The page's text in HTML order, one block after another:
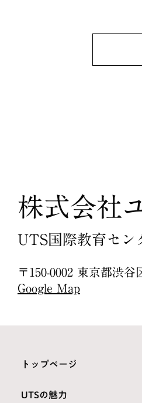
株式会社
UTS国際教育セン
〒150-0002 東京都渋
Google Map
トップページ
UTSの魅力